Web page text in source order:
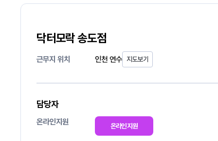
닥터모락 송도점
근무지 위치 인천 연수 지도보기
담당자
온라인지원 온라인지원